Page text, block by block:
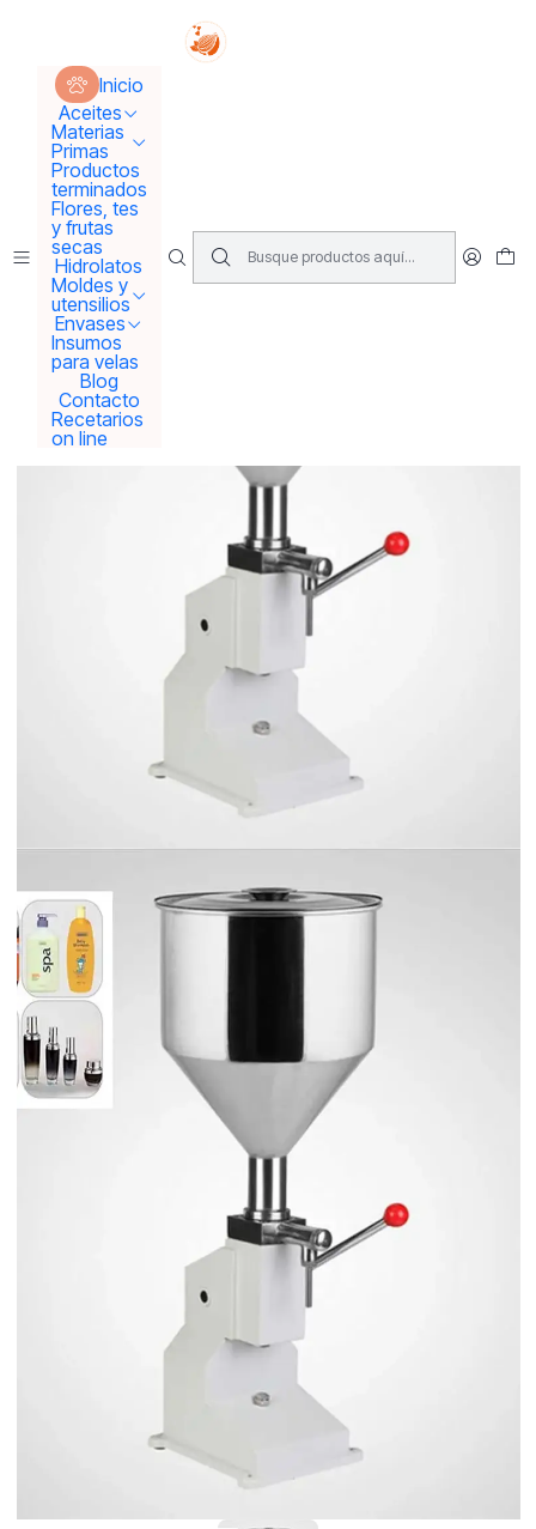
Inicio
Aceites
Materias
Primas
Productos
terminados
Flores, tes
y frutas
secas
Hidrolatos
Moldes y
utensilios
Envases
Insumos
para velas
Blog
Contacto
Recetarios
on line
Tus sueños se concretan aquí !!!
Máquina llenadora ,envasadora de cremas, shampoos,